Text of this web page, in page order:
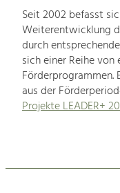
Seit 2002 befasst
Weiterentwicklung
durch
sich einer Reihe
Förderprogrammen.
aus der
Projekte LEADER+